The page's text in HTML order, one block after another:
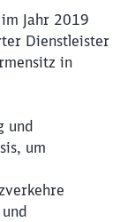
Jahr 2019
Dienstleister
in
und
um